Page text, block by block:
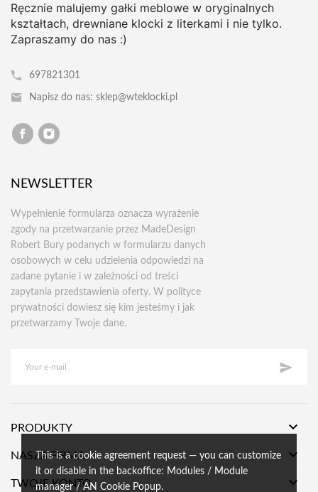
This is a cookie agreement request — you can customize
it or disable in the backoffice: Modules / Module
manager / AN Cookie Popup.
Ręcznie malujemy gałki meblowe w oryginalnych
kształtach, drewniane klocki z literkami i nie tylko.
Zapraszamy do nas :)
697821301
Napisz do nas: sklep@wteklocki.pl
NEWSLETTER
Wypełnienie formularza oznacza wyrażenie
zgody na przetwarzanie przez MadeDesign
Robert Bury podanych w formularzu danych
osobowych w celu udzielenia odpowiedzi na
zadane pytanie i w zależności od treści
zapytania przedstawienia oferty. W polityce
prywatności dowiesz się kim jesteśmy i jak
przetwarzamy Twoje dane.

PRODUKTY 
NASZA FIRMA 
TWOJE KONTO 